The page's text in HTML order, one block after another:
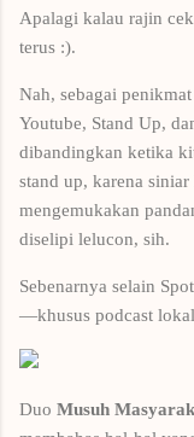
Apalagi kalau rajin
terus :).
Nah, sebagai
Youtube, Stand Up,
dibandingkan ketika
stand up, karena
mengemukakan
diselipi lelucon, sih.
Sebenarnya selain
—khusus podcast
Duo Musuh